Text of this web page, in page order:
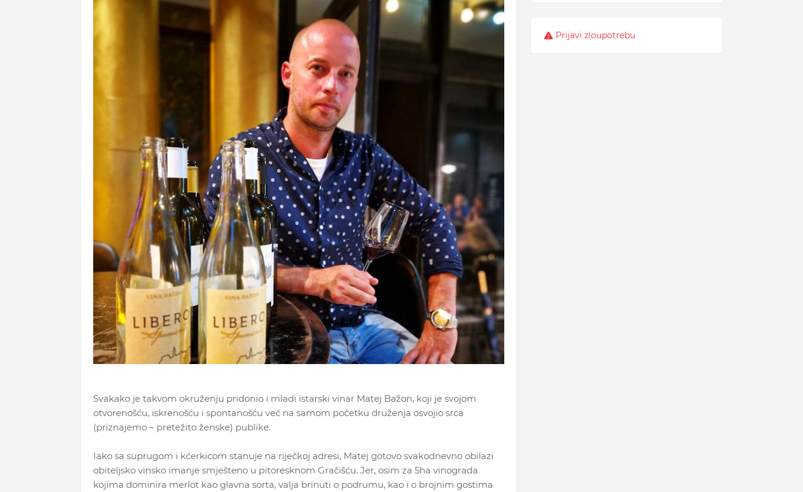
Svakako je takvom okruženju pridonio i mladi istarski vinar Matej Bažon, koji je svojom
otvorenošću, iskrenošću i spontanošću već na samom početku druženja osvojio srca
(priznajemo – pretežito ženske) publike.
Iako sa suprugom i kćerkicom stanuje na riječkoj adresi, Matej gotovo svakodnevno obilazi
obiteljsko vinsko imanje smješteno u pitoresknom Gračišću. Jer, osim za 5ha vinograda
kojima dominira merlot kao glavna sorta, valja brinuti o podrumu, kao i o brojnim gostima
Prijavi zloupotrebu